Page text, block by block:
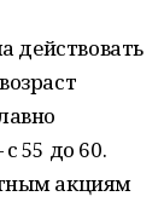
действовать
55 до 60.
акциям